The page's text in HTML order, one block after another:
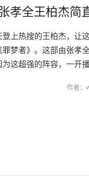
孝全王柏杰简
登上热搜的王柏杰，让
罪梦者》。这部由张孝
为这超强的阵容，一开
作者：